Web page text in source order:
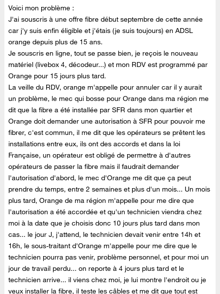
Voici mon problème :
J'ai souscris à une offre fibre début septembre de cette année
car j'y suis enfin éligible et j'étais (je suis toujours) en ADSL
orange depuis plus de 15 ans.
Je souscris en ligne, tout se passe bien, je reçois le nouveau
matériel (livebox 4, décodeur...) et mon RDV est programmé par
Orange pour 15 jours plus tard.
La veille du RDV, orange m'appelle pour annuler car il y aurait
un problème, le mec qui bosse pour Orange dans ma région me
dit que la fibre a été installée par SFR dans mon quartier et
Orange doit demander une autorisation à SFR pour pouvoir me
fibrer, c'est commun, il me dit que les opérateurs se prêtent les
installations entre eux, ils ont des accords et dans la loi
Française, un opérateur est obligé de permettre à d'autres
opérateurs de passer la fibre mais il faudrait demander
l'autorisation d'abord, le mec d'Orange me dit que ça peut
prendre du temps, entre 2 semaines et plus d'un mois... Un mois
plus tard, Orange de ma région m'appelle pour me dire que
l'autorisation a été accordée et qu'un technicien viendra chez
moi à la date que je choisis donc 10 jours plus tard dans mon
cas... le jour J, j'attend, le technicien devait venir entre 14h et
16h, le sous-traitant d'Orange m'appelle pour me dire que le
technicien pourra pas venir, problème personnel, et pour moi un
jour de travail perdu... on reporte à 4 jours plus tard et le
technicien arrive... il viens chez moi, je lui montre l'endroit ou je
veux installer la fibre, il teste les câbles et me dit que tout est